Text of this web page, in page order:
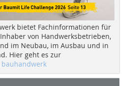
bietet Fachinformationen für
von Handwerksbetrieben,
im Neubau, im Ausbau und in
Hier geht es zur